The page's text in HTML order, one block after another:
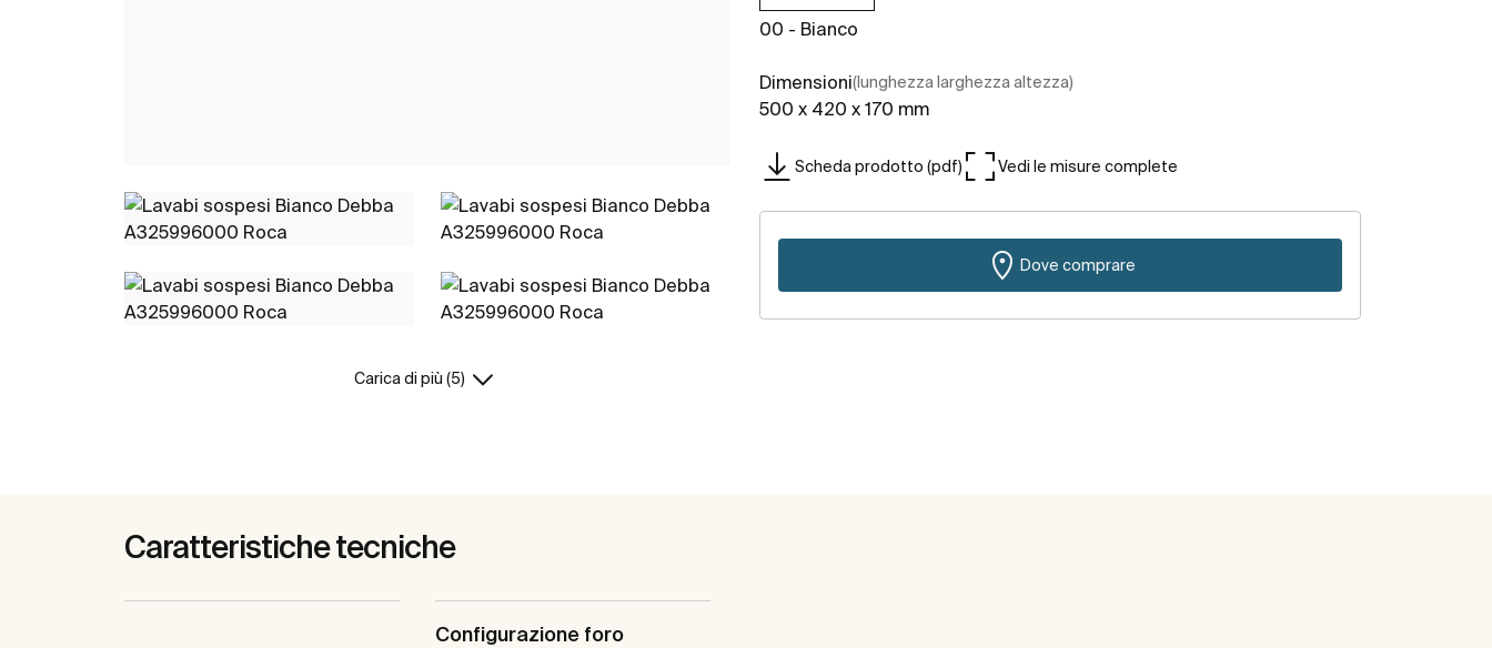
Carica di più (5)
00 - Bianco
Dimensioni(lunghezza larghezza altezza)
500 x 420 x 170 mm
Scheda prodotto (pdf) Vedi le misure complete
Dove comprare
Caratteristiche tecniche
Configurazione foro